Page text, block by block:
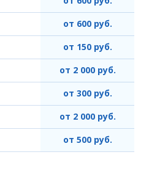
от 600 руб.
от 150 руб.
от 2 000 руб.
от 300 руб.
от 2 000 руб.
от 500 руб.